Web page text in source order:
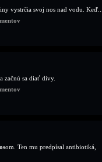
vystrčia svoj nos nad vodu.
začnú sa diať divy.
om. Ten mu predpísal antibiotiká,